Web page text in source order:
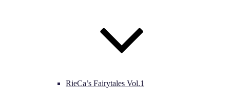
RieCa’s Fairytales Vol.1